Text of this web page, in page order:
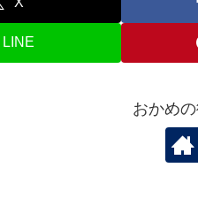
LINE
おかめ